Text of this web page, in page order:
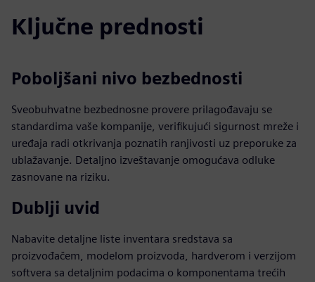
Ključne prednosti
Poboljšani nivo bezbednosti
Sveobuhvatne bezbednosne provere prilagođavaju se
standardima vaše kompanije, verifikujući sigurnost mreže i
uređaja radi otkrivanja poznatih ranjivosti uz preporuke za
ublažavanje. Detaljno izveštavanje omogućava odluke
zasnovane na riziku.
Dublji uvid
Nabavite detaljne liste inventara sredstava sa
proizvođačem, modelom proizvoda, hardverom i verzijom
softvera sa detaljnim podacima o komponentama trećih